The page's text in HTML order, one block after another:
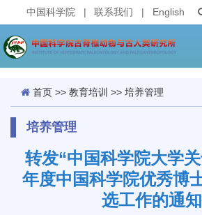
中国科学院 | 联系我们 | English
首页 >> 教育培训 >> 培养管理
培养管理
转发“中国科学院大学
年度中国科学院优秀博
选工作的通